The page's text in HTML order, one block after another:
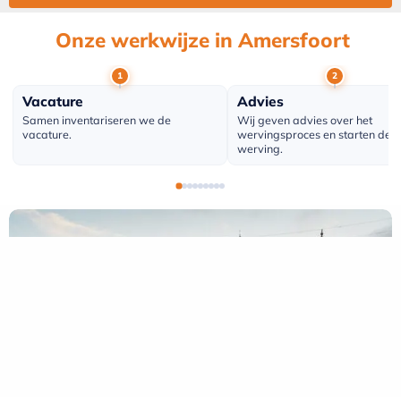
Onze werkwijze in Amersfoort
Vacature
Samen inventariseren we de
vacature.
Advies
Wij geven advies over het
wervingsproces en starten de
werving.